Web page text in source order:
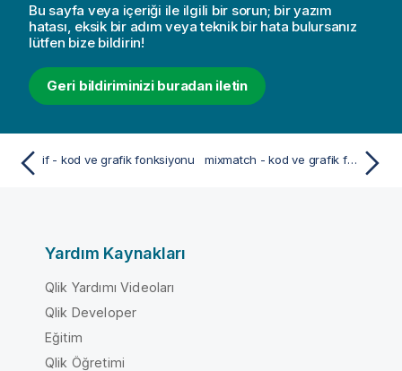
Bu sayfa veya içeriği ile ilgili bir sorun; bir yazım
hatası, eksik bir adım veya teknik bir hata bulursanız
lütfen bize bildirin!
Geri bildiriminizi buradan iletin
if - kod ve grafik fonksiyonu mixmatch - kod ve grafik fonksiyonu
Yardım Kaynakları
Qlik Yardımı Videoları
Qlik Developer
Eğitim
Qlik Öğretimi